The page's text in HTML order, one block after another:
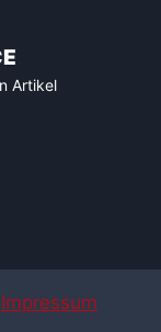
Artikel
Impressum